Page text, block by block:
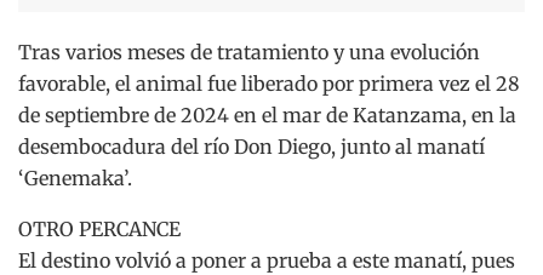
Tras varios meses de tratamiento y una evolución
favorable, el animal fue liberado por primera vez el 28
de septiembre de 2024 en el mar de Katanzama, en la
desembocadura del río Don Diego, junto al manatí
‘Genemaka’.
OTRO PERCANCE
El destino volvió a poner a prueba a este manatí, pues